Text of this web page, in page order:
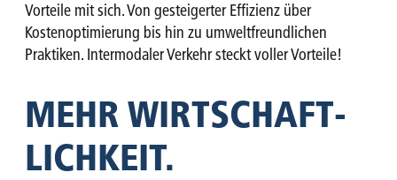
Vorteile mit sich. Von gesteigerter Effizienz über
Kostenoptimierung bis hin zu umweltfreundlichen
Praktiken. Intermodaler Verkehr steckt voller Vorteile!
MEHR WIRTSCHAFT­
LICHKEIT.